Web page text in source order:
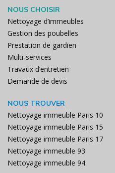
NOUS CHOISIR
Nettoyage d’immeubles
Gestion des poubelles
Prestation de gardien
Multi-services
Travaux d’entretien
Demande de devis
NOUS TROUVER
Nettoyage immeuble Paris 10
Nettoyage immeuble Paris 15
Nettoyage immeuble Paris 17
Nettoyage immeuble 93
Nettoyage immeuble 94